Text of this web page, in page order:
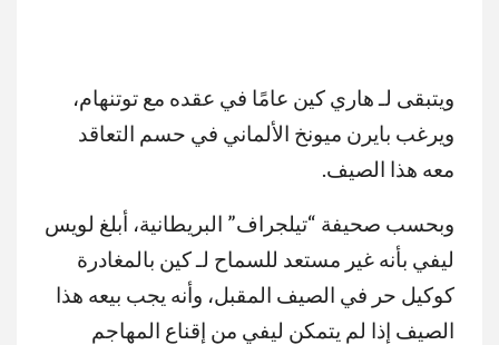
ويتبقى لـ هاري كين عامًا في عقده مع توتنهام،
ويرغب بايرن ميونخ الألماني في حسم التعاقد
معه هذا الصيف.
وبحسب صحيفة “تيلجراف” البريطانية، أبلغ لويس
ليفي بأنه غير مستعد للسماح لـ كين بالمغادرة
كوكيل حر في الصيف المقبل، وأنه يجب بيعه هذا
الصيف إذا لم يتمكن ليفي من إقناع المهاجم